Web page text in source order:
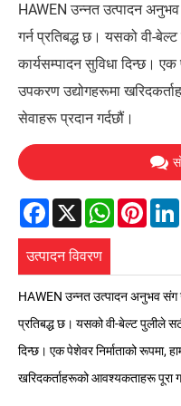
HAWEN उन्नत उत्पादन
गर्न प्रतिबद्ध छ। यसको वी-
कार्यसम्पादन सुविधा दिन्छ। एक
उपकरण उद्योगहरूमा
सेवाहरू प्रदान गर्दछौं।
Facebook
X WhatsApp
उत्पादन विवरण
HAWEN उन्नत उत्पादन अनुभव संग
प्रतिबद्ध छ। यसको वी-बेल्ट पुलीले
दिन्छ। एक पेशेवर निर्माताको रूपमा,
खरिदकर्ताहरूको आवश्यकताहरू पूरा